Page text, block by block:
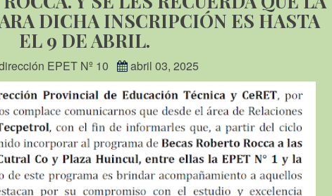
DICHA INSCRIPCIÓN ES HASTA
EL 9 DE ABRIL.
EPET Nº 10 abril 03, 2025